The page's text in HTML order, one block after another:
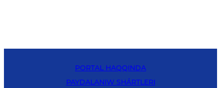
PORTAL HAQQINDA
PAYDALANIW SHÁRTLERI